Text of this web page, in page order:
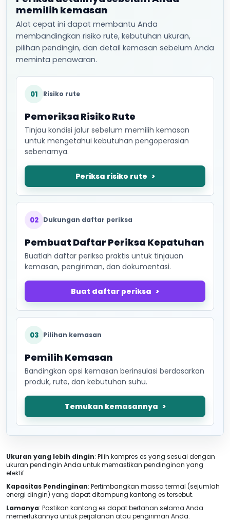
memilih kemasan
Alat cepat ini dapat membantu Anda
membandingkan risiko rute, kebutuhan ukuran,
pilihan pendingin, dan detail kemasan sebelum Anda
meminta penawaran.
01 Risiko rute
Pemeriksa Risiko Rute
Tinjau kondisi jalur sebelum memilih kemasan
untuk mengetahui kebutuhan pengoperasian
sebenarnya.
Periksa risiko rute
02 Dukungan daftar periksa
Pembuat Daftar Periksa Kepatuhan
Buatlah daftar periksa praktis untuk tinjauan
kemasan, pengiriman, dan dokumentasi.
Buat daftar periksa
03 Pilihan kemasan
Pemilih Kemasan
Bandingkan opsi kemasan berinsulasi berdasarkan
produk, rute, dan kebutuhan suhu.
Temukan kemasannya
Ukuran yang lebih dingin: Pilih kompres es yang sesuai dengan
ukuran pendingin Anda untuk memastikan pendinginan yang
efektif.
Kapasitas Pendinginan: Pertimbangkan massa termal (sejumlah
energi dingin) yang dapat ditampung kantong es tersebut.
Lamanya: Pastikan kantong es dapat bertahan selama Anda
memerlukannya untuk perjalanan atau pengiriman Anda.